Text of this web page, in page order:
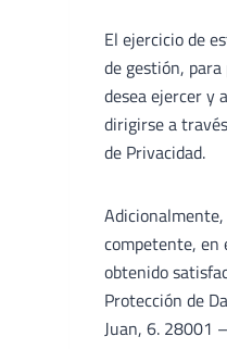
El ejercicio de
de gestión, para
desea ejercer y
dirigirse a
de Privacidad.
competente, en
obtenido
Protección de
Juan, 6. 28001